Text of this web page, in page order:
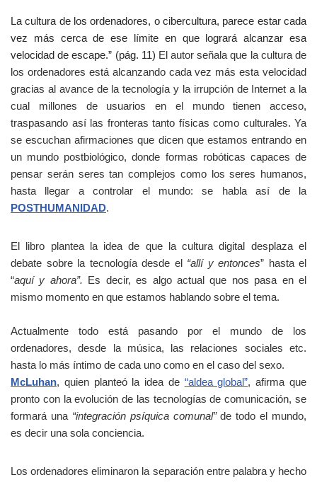
La cultura de los ordenadores, o cibercultura, parece estar cada
vez más cerca de ese límite en que logrará alcanzar esa
velocidad de escape.” (pág. 11) El autor señala que la cultura de
los ordenadores está alcanzando cada vez más esta velocidad
gracias al avance de la tecnología y la irrupción de Internet a la
cual millones de usuarios en el mundo tienen acceso,
traspasando así las fronteras tanto físicas como culturales. Ya
se escuchan afirmaciones que dicen que estamos entrando en
un mundo postbiológico, donde formas robóticas capaces de
pensar serán seres tan complejos como los seres humanos,
hasta llegar a controlar el mundo: se habla así de la
POSTHUMANIDAD.
El libro plantea la idea de que la cultura digital desplaza el
debate sobre la tecnología desde el “allí y entonces” hasta el
“aquí y ahora”. Es decir, es algo actual que nos pasa en el
mismo momento en que estamos hablando sobre el tema.
Actualmente todo está pasando por el mundo de los
ordenadores, desde la música, las relaciones sociales etc.
hasta lo más íntimo de cada uno como en el caso del sexo.
McLuhan, quien planteó la idea de “aldea global”, afirma que
pronto con la evolución de las tecnologías de comunicación, se
formará una “integración psíquica comunal”de todo el mundo,
es decir una sola conciencia.
Los ordenadores eliminaron la separación entre palabra y hecho